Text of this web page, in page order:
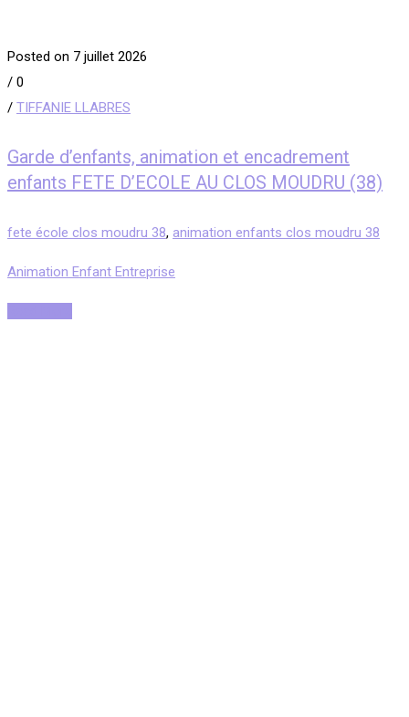
Posted on 7 juillet 2026
/ 0
/ TIFFANIE LLABRES
Garde d’enfants, animation et encadrement
enfants FETE D’ECOLE AU CLOS MOUDRU (38)
fete école clos moudru 38, animation enfants clos moudru 38
Animation Enfant Entreprise